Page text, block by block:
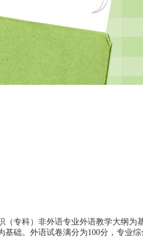
专科）非外语专业外语教学大纲为
础。外语试卷满分为100分，专业综